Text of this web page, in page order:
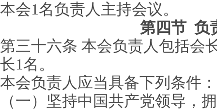
本会1名负责人主持会议。
第四节 负
第三十六条 本会负责人包括会
长1名。
本会负责人应当具备下列条件：
（一）坚持中国共产党领导，